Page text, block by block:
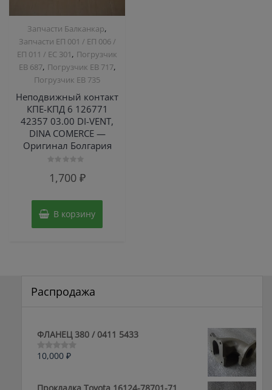
Запчасти Балканкар,
Запчасти ЕП 001 / ЕП 006 /
ЕП 011 / ЕС 301, Погрузчик
ЕВ 687, Погрузчик ЕВ 717,
Погрузчик ЕВ 735
Неподвижный контакт
КПЕ-КПД 6 126771
42357 03.00 DI-VENT,
DINA COMERCE —
Оригинал Болгария
01,700 ₽
В корзину
Распродажа
ФЛАНЕЦ 380 / 0411 5433
Оценка
5
10,000 ₽